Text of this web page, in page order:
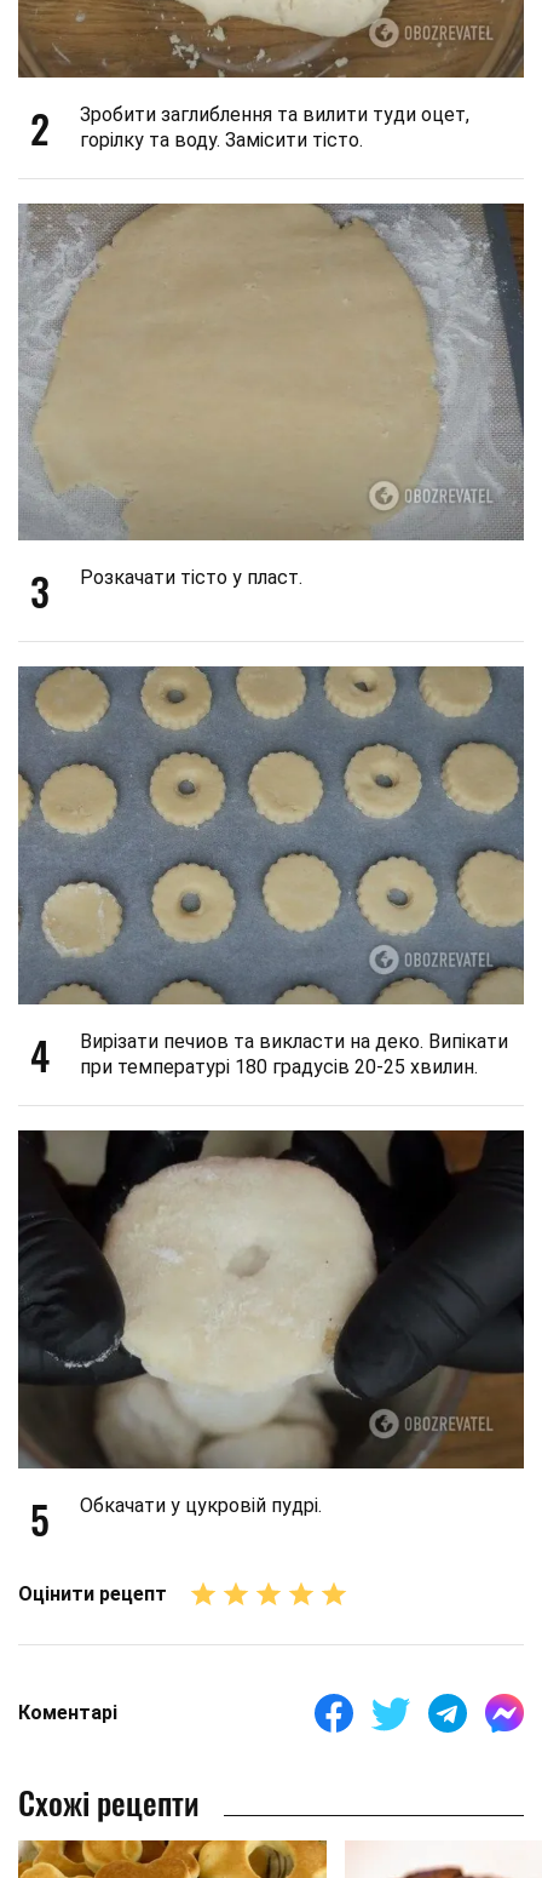
2
Зробити заглиблення та вилити туди оцет,
горілку та воду. Замісити тісто.
3 Розкачати тісто у пласт.
4
Вирізати печиов та викласти на деко. Випікати
при температурі 180 градусів 20-25 хвилин.
5 Обкачати у цукровій пудрі.
Оцінити рецепт
Коментарі
Схожі рецепти